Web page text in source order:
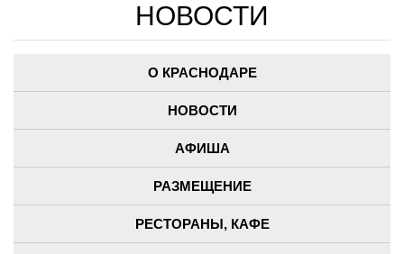
НОВОСТИ
О КРАСНОДАРЕ
НОВОСТИ
АФИША
РАЗМЕЩЕНИЕ
РЕСТОРАНЫ, КАФЕ